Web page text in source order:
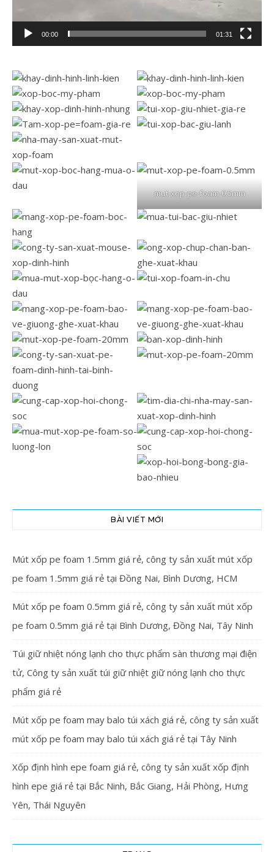
00:00 01:31
mut-xop-pe-foam-0.5mm
BÀI VIẾT MỚI
Mút xốp pe foam 1.5mm giá rẻ, công ty sản xuất mút xốp
pe foam 1.5mm giá rẻ tại Đồng Nai, Bình Dương, HCM
Mút xốp pe foam 0.5mm giá rẻ, công ty sản xuất mút xốp
pe foam 0.5mm giá rẻ tại Bình Dương, Đồng Nai, Tây Ninh
Túi giữ nhiệt nóng lạnh cho thực phẩm sàn thương mại điện
tử, Công ty sản xuất túi giữ nhiệt giữ nóng lạnh cho thực
phẩm giá rẻ
Mút xốp pe foam may balo túi xách giá rẻ, công ty sản xuất
mút xốp pe foam may balo túi xách giá rẻ tại Tây Ninh
Xốp định hình epe foam giá rẻ, công ty sản xuất xốp định
hình epe giá rẻ tại Bắc Ninh, Bắc Giang, Hải Phòng, Hưng
Yên, Thái Nguyên